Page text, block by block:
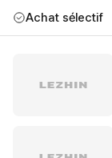
Achat sélectif